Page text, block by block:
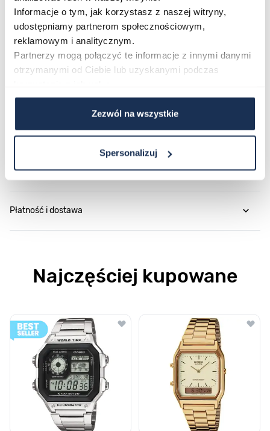
Informacje o tym, jak korzystasz z naszej witryny,
udostępniamy partnerom społecznościowym,
reklamowym i analitycznym.
Partnerzy mogą połączyć te informacje z innymi danymi
otrzymanymi od Ciebie lub uzyskanymi podczas
Zezwól na wszystkie
Spersonalizuj
wygląd w jednej, przystępnej propozycji.
Parametry
Opinie
Zapytaj o produkt
Płatność i dostawa
Najczęściej kupowane
Poruszanie się po elementach karuzeli jest możliwe za pomocą
Naciśnij, aby pominąć karuzelę
Naciśnij, aby przejść do nawigacji karuzeli